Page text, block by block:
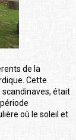
de la
Cette
scandinaves, était
où le soleil et